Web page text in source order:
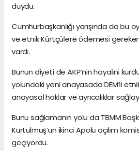
duydu.
Cumhurbaşkanlığı yarışında da bu
ve etnik Kürtçülere ödemesi
vardı.
Bunun diyeti de AKP’nin hayalini
yolundaki yeni anayasada DEM’li
anayasal haklar ve ayrıcalıklar
Bunu sağlamanın yolu da TBMM
Kurtulmuş’un ikinci Apolu açılım
geçiyordu.